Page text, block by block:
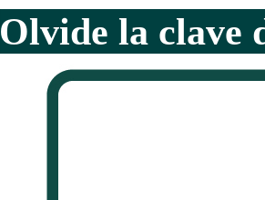
Olvide la clave